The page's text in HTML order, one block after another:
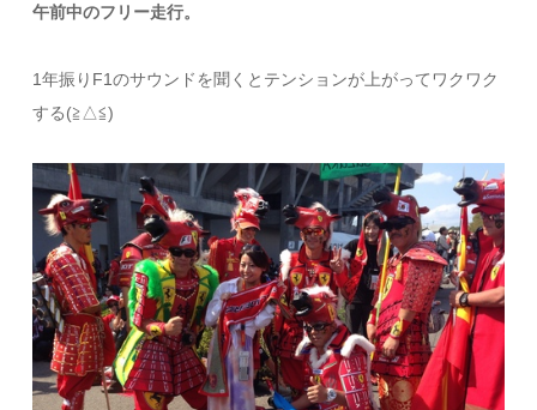
午前中のフリー走行。
1年振りF1のサウンドを聞くとテンションが上がってワクワク
する(≧△≦)